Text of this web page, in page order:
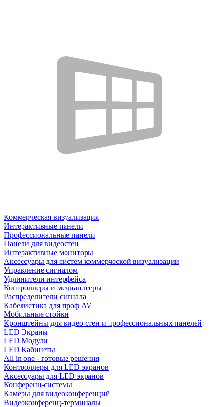
Коммерческая визуализация
Интерактивные панели
Профессиональные панели
Панели для видеостен
Интерактивные мониторы
Аксессуары для систем коммерческой визуализации
Управление сигналом
Удлинители интерфейса
Контроллеры и медиаплееры
Распределители сигнала
Кабелистика для проф AV
Мобильные стойки
Кронштейны для видео стен и профессиональных панелей
LED Экраны
LED Модули
LED Кабинеты
All in one - готовые решения
Контроллеры для LED экранов
Аксессуары для LED экранов
Конференц-системы
Камеры для видеоконференций
Видеоконференц-терминалы